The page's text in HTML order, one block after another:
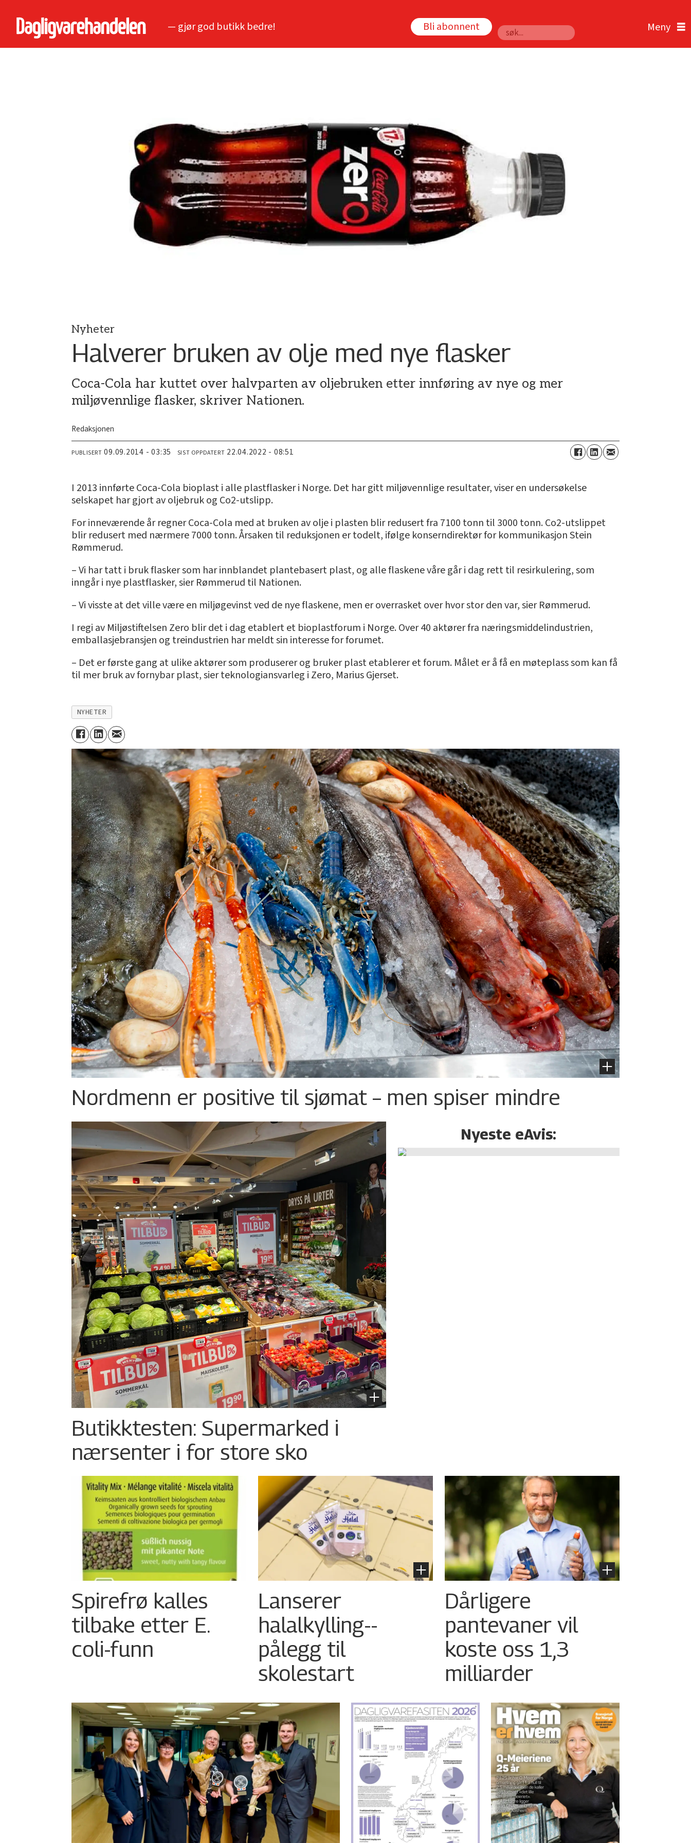
— gjør god butikk bedre! Bli abonnent
Søk
Nyheter
Halverer bruken av olje med nye flasker
Coca-Cola har kuttet over halvparten av oljebruken etter innføring av nye og mer
miljøvennlige flasker, skriver Nationen.
Redaksjonen
PUBLISERT 09.09.2014 - 03:35 SIST OPPDATERT 22.04.2022 - 08:51
I 2013 innførte Coca-Cola bioplast i alle plastflasker i Norge. Det har gitt miljøvennlige resultater, viser en undersøkelse
selskapet har gjort av oljebruk og Co2-utslipp.
For inneværende år regner Coca-Cola med at bruken av olje i plasten blir redusert fra 7100 tonn til 3000 tonn. Co2-utslippet
blir redusert med nærmere 7000 tonn. Årsaken til reduksjonen er todelt, ifølge konserndirektør for kommunikasjon Stein
Rømmerud.
– Vi har tatt i bruk flasker som har innblandet plantebasert plast, og alle flaskene våre går i dag rett til resirkulering, som
inngår i nye plastflasker, sier Rømmerud til Nationen.
– Vi visste at det ville være en miljøgevinst ved de nye flaskene, men er overrasket over hvor stor den var, sier Rømmerud.
I regi av Miljøstiftelsen Zero blir det i dag etablert et bioplastforum i Norge. Over 40 aktører fra næringsmiddelindustrien,
emballasjebransjen og treindustrien har meldt sin interesse for forumet.
– Det er første gang at ulike aktører som produserer og bruker plast etablerer et forum. Målet er å få en møteplass som kan få
til mer bruk av fornybar plast, sier teknologiansvarleg i Zero, Marius Gjerset.
NYHETER
Nordmenn er positive til sjømat – men spiser mindre
Butikktesten: Supermarked i
nærsenter i for store sko
Nyeste eAvis:
Spirefrø kalles
tilbake etter E.
coli-funn
Lanserer
halalkylling-­
pålegg til
skolestart
Dårligere
pantevaner vil
koste oss 1,3
milliarder